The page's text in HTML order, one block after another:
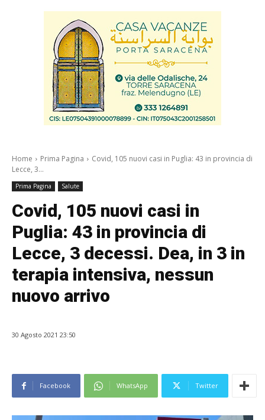
Home Prima Pagina
Covid, 105 nuovi casi in Puglia: 43 in provincia di
Lecce, 3...
Prima Pagina Salute
Covid, 105 nuovi casi in
Puglia: 43 in provincia di
Lecce, 3 decessi. Dea, in 3 in
terapia intensiva, nessun
nuovo arrivo
30 Agosto 2021 23:50
Facebook WhatsApp Twitter